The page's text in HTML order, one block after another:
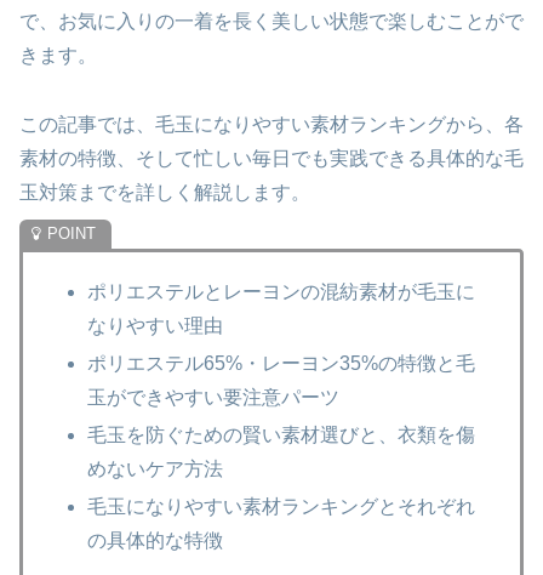
で、お気に入りの一着を長く美しい状態で楽しむことがで
きます。
この記事では、毛玉になりやすい素材ランキングから、各
素材の特徴、そして忙しい毎日でも実践できる具体的な毛
玉対策までを詳しく解説します。
ポリエステルとレーヨンの混紡素材が毛玉に
なりやすい理由
ポリエステル65%・レーヨン35%の特徴と毛
玉ができやすい要注意パーツ
毛玉を防ぐための賢い素材選びと、衣類を傷
めないケア方法
毛玉になりやすい素材ランキングとそれぞれ
の具体的な特徴